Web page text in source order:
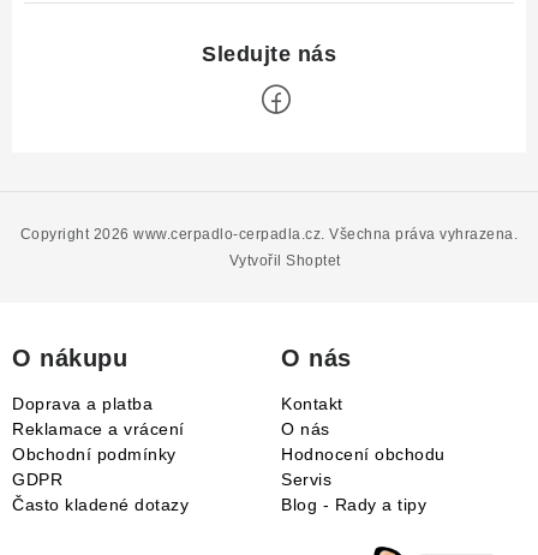
Vytvořil Shoptet
Copyright 2026www.cerpadlo-cerpadla.cz. Všechna práva vyhrazena.
O nákupu
Doprava a platba
Reklamace a vrácení
Obchodní podmínky
GDPR
Často kladené dotazy
O nás
Kontakt
O nás
Hodnocení obchodu
Servis
Blog - Rady a tipy